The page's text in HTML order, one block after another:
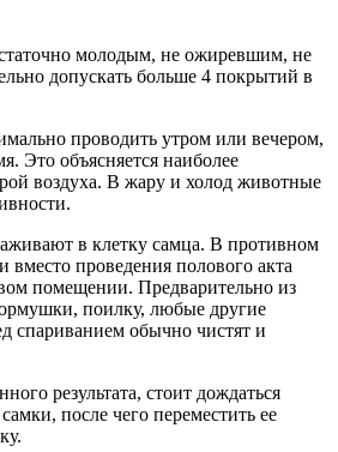
молодым, не ожиревшим, не
допускать больше 4 покрытий в
проводить утром или вечером,
Это объясняется наиболее
воздуха. В жару и холод животные
в клетку самца. В противном
вместо проведения полового акта
помещении. Предварительно из
поилку, любые другие
спариванием обычно чистят и
результата, стоит дождаться
после чего переместить ее